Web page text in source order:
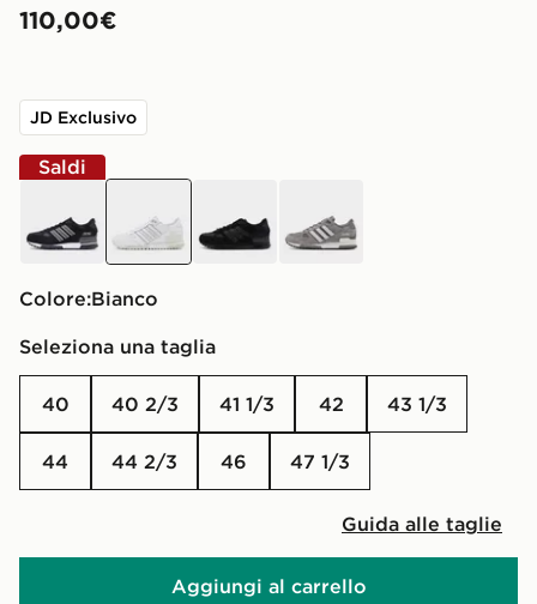
110,00€
JD Exclusivo
Saldi
Colore:
bianco
Seleziona una taglia
40 40 2/3 41 1/3 42 43 1/3
44 44 2/3 46 47 1/3
Guida alle taglie
Aggiungi al carrello